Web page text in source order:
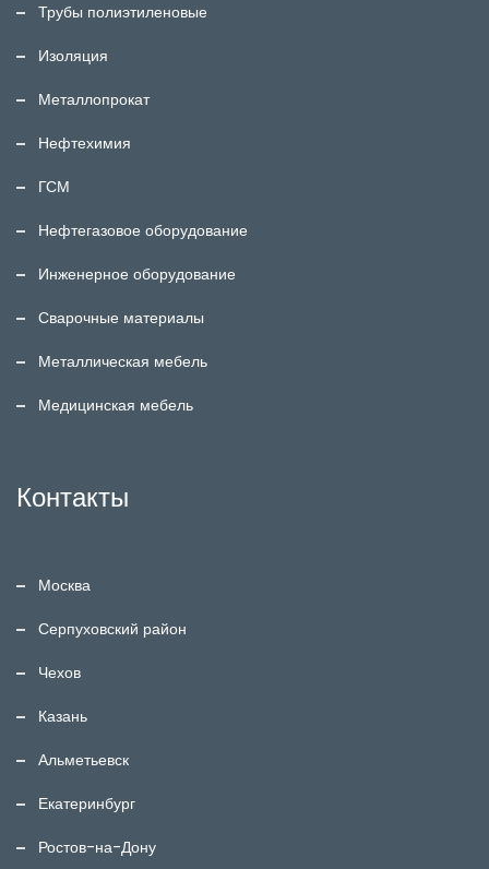
Трубы полиэтиленовые
Изоляция
Металлопрокат
Нефтехимия
ГСМ
Нефтегазовое оборудование
Инженерное оборудование
Сварочные материалы
Металлическая мебель
Медицинская мебель
Контакты
Москва
Серпуховский район
Чехов
Казань
Альметьевск
Екатеринбург
Ростов-на-Дону